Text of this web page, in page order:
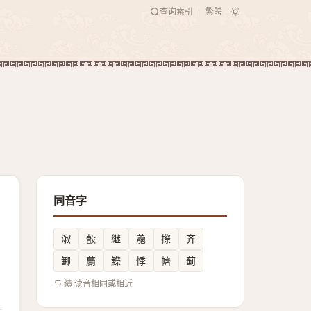
查询索引 繁體
同音字
漃 瞉 継 蘎 摖
齐
鲫
蘮 鰶 悸 䶓 蓟
与 績 读音相同或相近